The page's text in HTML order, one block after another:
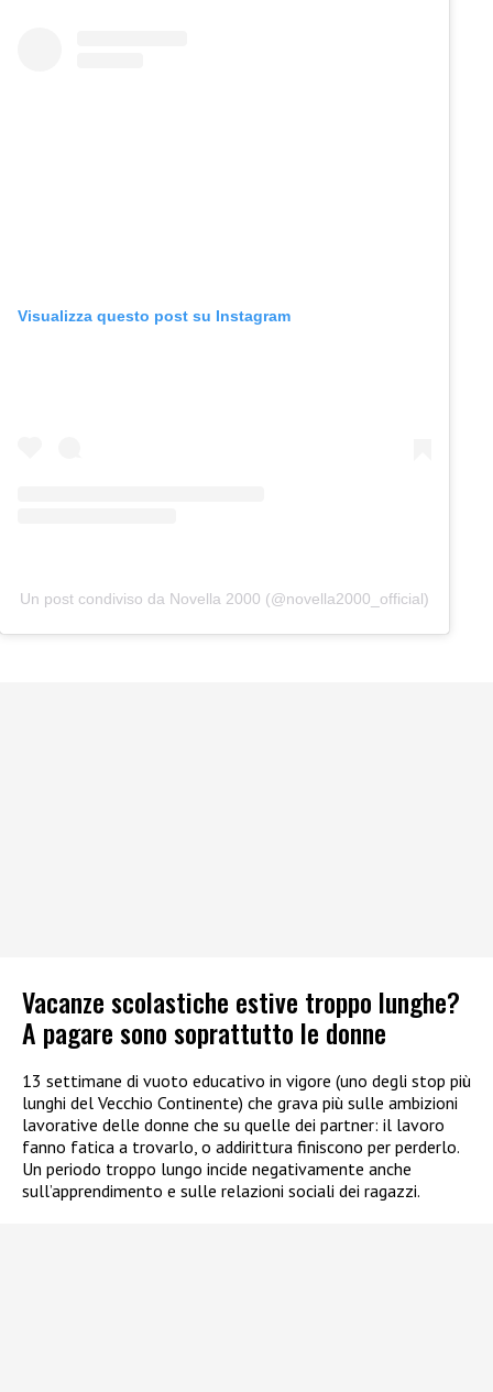
Visualizza questo post su Instagram
Un post condiviso da Novella 2000 (@novella2000_official)
Vacanze scolastiche estive troppo lunghe?
A pagare sono soprattutto le donne
13 settimane di vuoto educativo in vigore (uno degli stop più
lunghi del Vecchio Continente) che grava più sulle ambizioni
lavorative delle donne che su quelle dei partner: il lavoro
fanno fatica a trovarlo, o addirittura finiscono per perderlo.
Un periodo troppo lungo incide negativamente anche
sull’apprendimento e sulle relazioni sociali dei ragazzi.